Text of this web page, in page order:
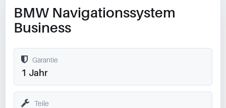
BMW Navigationssystem
Business
Garantie
1 Jahr
Teile